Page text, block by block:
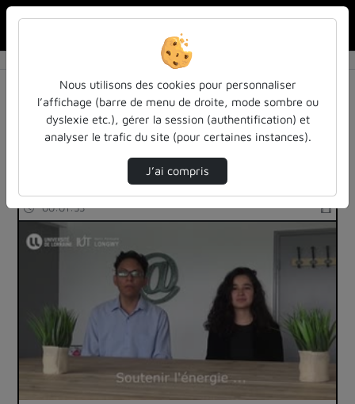
Résultats de la recherche
Filtres actifs (cliquer pour en retirer) :
iut-de-longwy
iut-de-longwy temoignages
00:01:53
Nous utilisons des cookies pour personnaliser
l’affichage (barre de menu de droite, mode sombre ou
dyslexie etc.), gérer la session (authentification) et
analyser le trafic du site (pour certaines instances).
J’ai compris